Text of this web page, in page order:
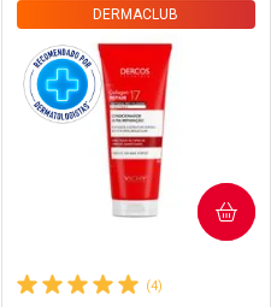
(4)
DERMACLUB
COMPRAR